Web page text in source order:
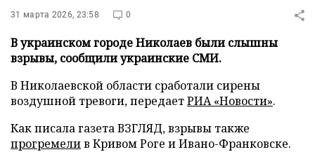
31 марта 2026, 23:58 0
В украинском городе Николаев были слышны
взрывы, сообщили украинские СМИ.
В Николаевской области сработали сирены
воздушной тревоги, передаетРИА «Новости».
Как писала газета ВЗГЛЯД, взрывы также
прогремелив Кривом Роге и Ивано-Франковске.